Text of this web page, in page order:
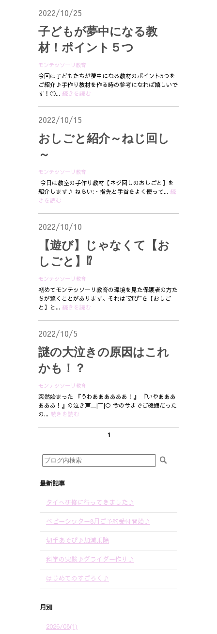
2022/10/25
子どもが夢中になる教
材！ポイント５つ
モンテッソーリ教育
今回は子どもたちが夢中になる教材のポイント5つを
ご紹介♪手作り教材を作る時の参考になれば嬉しいで
す！①... 続きを読む
2022/10/15
おしごと紹介～ねじ回し
～
モンテッソーリ教育
今日は教室の手作り教材【ネジ回しのおしごと】を
紹介します♪ ねらい:・指先と手首をよく使って... 続
きを読む
2022/10/10
【遊び】じゃなくて【お
しごと】⁉
モンテッソーリ教育
初めてモンテッソーリ教育の環境を見た保護者の方た
ちが驚くことがあります。それは"遊び"を【おしご
と】と... 続きを読む
2022/10/5
謎の大泣きの原因はこれ
かも！？
モンテッソーリ教育
突然始まった 『ゔわああああああ！』 『いやあああ
あああ！』の泣き声＿|￣|○ 今の今までご機嫌だった
の... 続きを読む
1
最新記事
タイへ研修に行ってきました♪
ベビーシッター8月ご予約受付開始♪
切手あそび♪加減乗除
科学の実験♪グライダー作り♪
はじめてのすごろく♪
月別
2026/08(1)